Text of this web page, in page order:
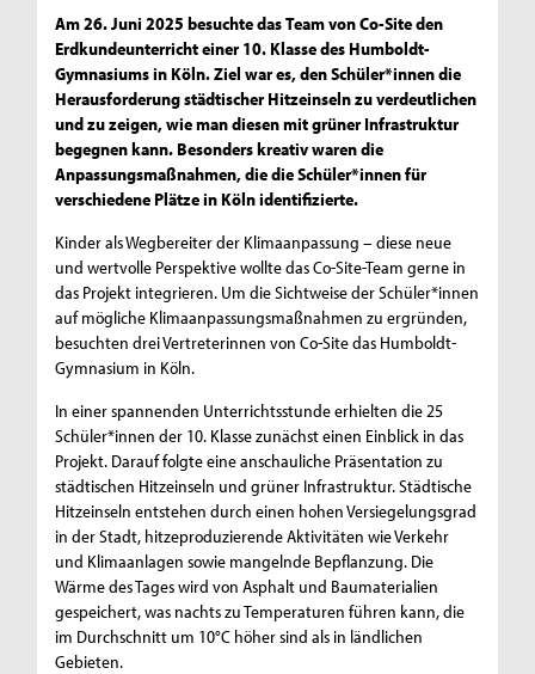
Am 26. Juni 2025 besuchte das Team von Co-Site den
Erdkundeunterricht einer 10. Klasse des Humboldt-
Gymnasiums in Köln. Ziel war es, den Schüler*innen die
Herausforderung städtischer Hitzeinseln zu verdeutlichen
und zu zeigen, wie man diesen mit grüner Infrastruktur
begegnen kann. Besonders kreativ waren die
Anpassungsmaßnahmen, die die Schüler*innen für
verschiedene Plätze in Köln identifizierte.
Kinder als Wegbereiter der Klimaanpassung – diese neue
und wertvolle Perspektive wollte das Co-Site-Team gerne in
das Projekt integrieren. Um die Sichtweise der Schüler*innen
auf mögliche Klimaanpassungsmaßnahmen zu ergründen,
besuchten drei Vertreterinnen von Co-Site das Humboldt-
Gymnasium in Köln.
In einer spannenden Unterrichtsstunde erhielten die 25
Schüler*innen der 10. Klasse zunächst einen Einblick in das
Projekt. Darauf folgte eine anschauliche Präsentation zu
städtischen Hitzeinseln und grüner Infrastruktur. Städtische
Hitzeinseln entstehen durch einen hohen Versiegelungsgrad
in der Stadt, hitzeproduzierende Aktivitäten wie Verkehr
und Klimaanlagen sowie mangelnde Bepflanzung. Die
Wärme des Tages wird von Asphalt und Baumaterialien
gespeichert, was nachts zu Temperaturen führen kann, die
im Durchschnitt um 10°C höher sind als in ländlichen
Gebieten.